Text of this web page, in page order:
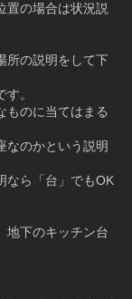
場合は状況説
説明をして下
。
に当てはまる
かという説明
「台」でもOK
のキッチン台